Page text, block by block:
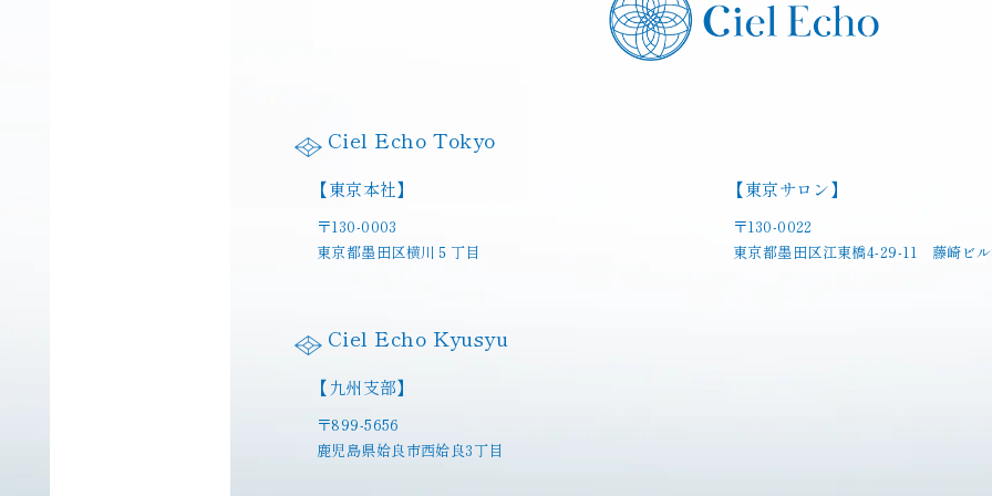
Ciel Echo Tokyo
【東京本社】
〒130-0003
東京都墨田区横川５丁目
【東京サロン】
〒130-0022
東京都墨田区江東橋4-29-11 藤崎ビ
Ciel Echo Kyusyu
【九州支部】
〒899-5656
鹿児島県姶良市西姶良3丁目